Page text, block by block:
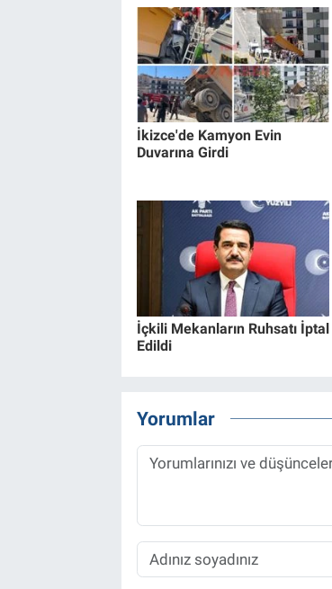
İkizce'de Kamyon Evin
Duvarına Girdi
İçkili Mekanların Ruhsatı İptal
Edildi
Yorumlar